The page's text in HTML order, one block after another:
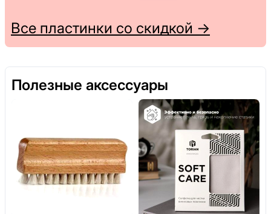
Все пластинки со скидкой →
Полезные аксессуары